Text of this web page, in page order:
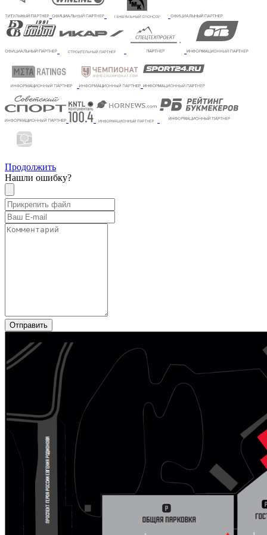
Продолжить
Нашли ошибку?